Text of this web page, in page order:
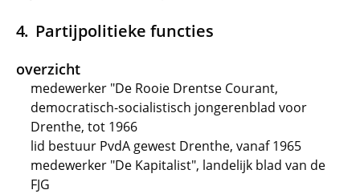
Partijpolitieke functies
overzicht
medewerker "De Rooie Drentse Courant,
democratisch-socialistisch jongerenblad voor
Drenthe, tot 1966
lid bestuur PvdA gewest Drenthe, vanaf 1965
medewerker "De Kapitalist", landelijk blad van de
FJG